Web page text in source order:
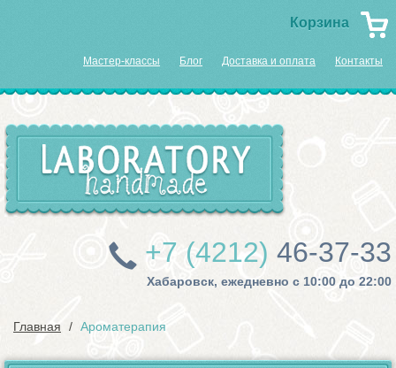
Корзина
Мастер-классы Блог Доставка и оплата Контакты
+7 (4212) 46-37-33
Хабаровск, ежедневно с 10:00 до 22:00
Главная Ароматерапия